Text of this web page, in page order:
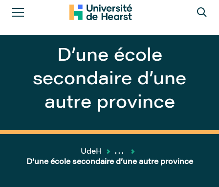
D’une école
secondaire d’une
autre province
UdeH
...
D’une école secondaire d’une autre province